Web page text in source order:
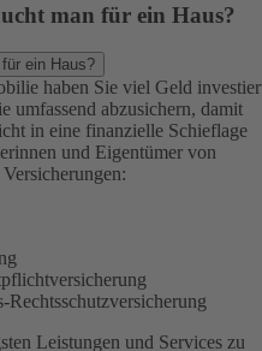
man für ein Haus?
ein Haus?
haben Sie viel Geld
umfassend abzusichern, damit
in eine finanzielle Schieflage
und Eigentümer von
Leistungen und Services zu